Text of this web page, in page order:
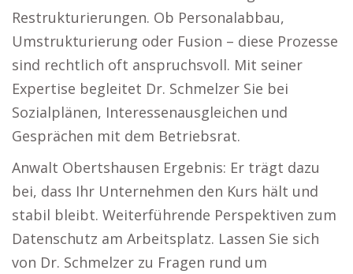
Restrukturierungen. Ob Personalabbau,
Umstrukturierung oder Fusion – diese Prozesse
sind rechtlich oft anspruchsvoll. Mit seiner
Expertise begleitet Dr. Schmelzer Sie bei
Sozialplänen, Interessenausgleichen und
Gesprächen mit dem Betriebsrat.
Anwalt Obertshausen Ergebnis: Er trägt dazu
bei, dass Ihr Unternehmen den Kurs hält und
stabil bleibt. Weiterführende Perspektiven zum
Datenschutz am Arbeitsplatz. Lassen Sie sich
von Dr. Schmelzer zu Fragen rund um